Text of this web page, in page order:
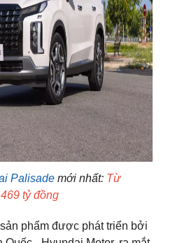
Palisademới nhất: Từ
tỷ đồng
phẩm được phát triển bởi